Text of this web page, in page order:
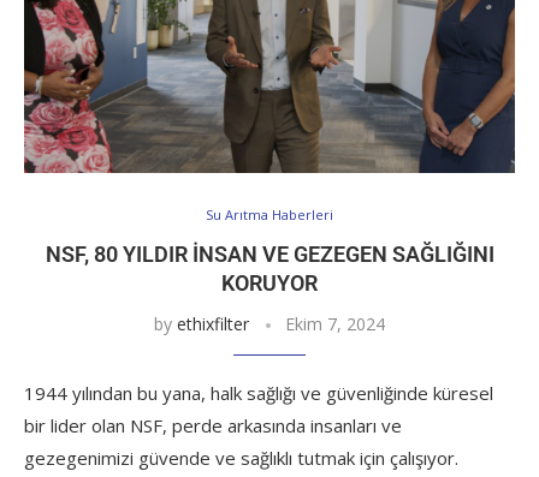
Su Arıtma Haberleri
NSF, 80 YILDIR İNSAN VE GEZEGEN SAĞLIĞINI
KORUYOR
by ethixfilter Ekim 7, 2024
1944 yılından bu yana, halk sağlığı ve güvenliğinde küresel
bir lider olan NSF, perde arkasında insanları ve
gezegenimizi güvende ve sağlıklı tutmak için çalışıyor.